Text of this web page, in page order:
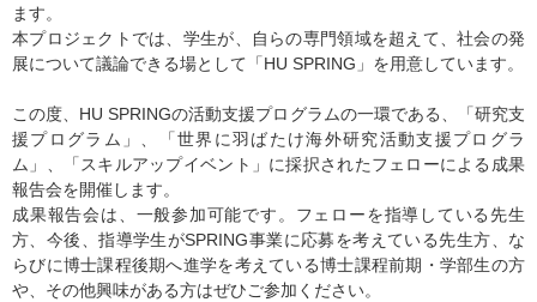
ます。
本プロジェクトでは、学生が、自らの専門領域を超えて、社会の発
展について議論できる場として「HU SPRING」を用意しています。
この度、HU SPRINGの活動支援プログラムの一環である、「研究支
援プログラム」、「世界に羽ばたけ海外研究活動支援プログラ
ム」、「スキルアップイベント」に採択されたフェローによる成果
報告会を開催します。
成果報告会は、一般参加可能です。フェローを指導している先生
方、今後、指導学生がSPRING事業に応募を考えている先生方、な
らびに博士課程後期へ進学を考えている博士課程前期・学部生の方
や、その他興味がある方はぜひご参加ください。